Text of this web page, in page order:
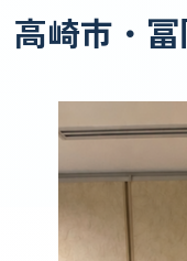
高崎市・